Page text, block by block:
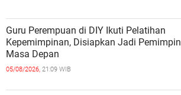
Guru Perempuan di DIY Ikuti Pelatihan
Kepemimpinan, Disiapkan Jadi Pemimpin
Masa Depan
05/08/2026, 21:09 WIB